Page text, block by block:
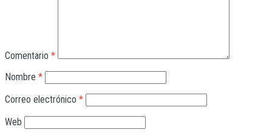
Comentario *
Nombre *
Correo electrónico *
Web